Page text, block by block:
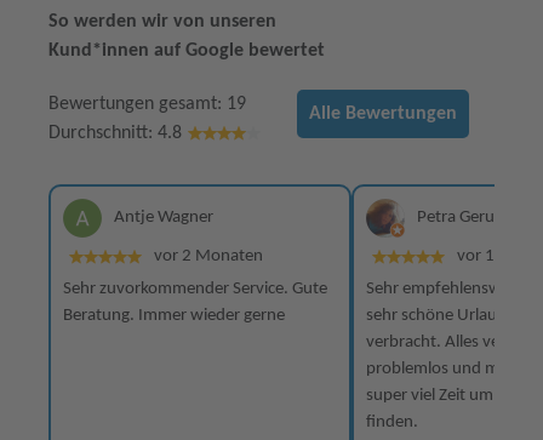
So werden wir von unseren
Kund*innen auf Google bewertet
Bewertungen gesamt: 19
Durchschnitt: 4.8
Alle Bewertungen
Antje Wagner
vor 2 Monaten
Sehr zuvorkommender Service. Gute
Beratung. Immer wieder gerne
Petra Gerund
vor 12
Sehr empfehlenswert,
sehr schöne Urlaube
verbracht. Alles verlief
problemlos und man
super viel Zeit um das
finden.